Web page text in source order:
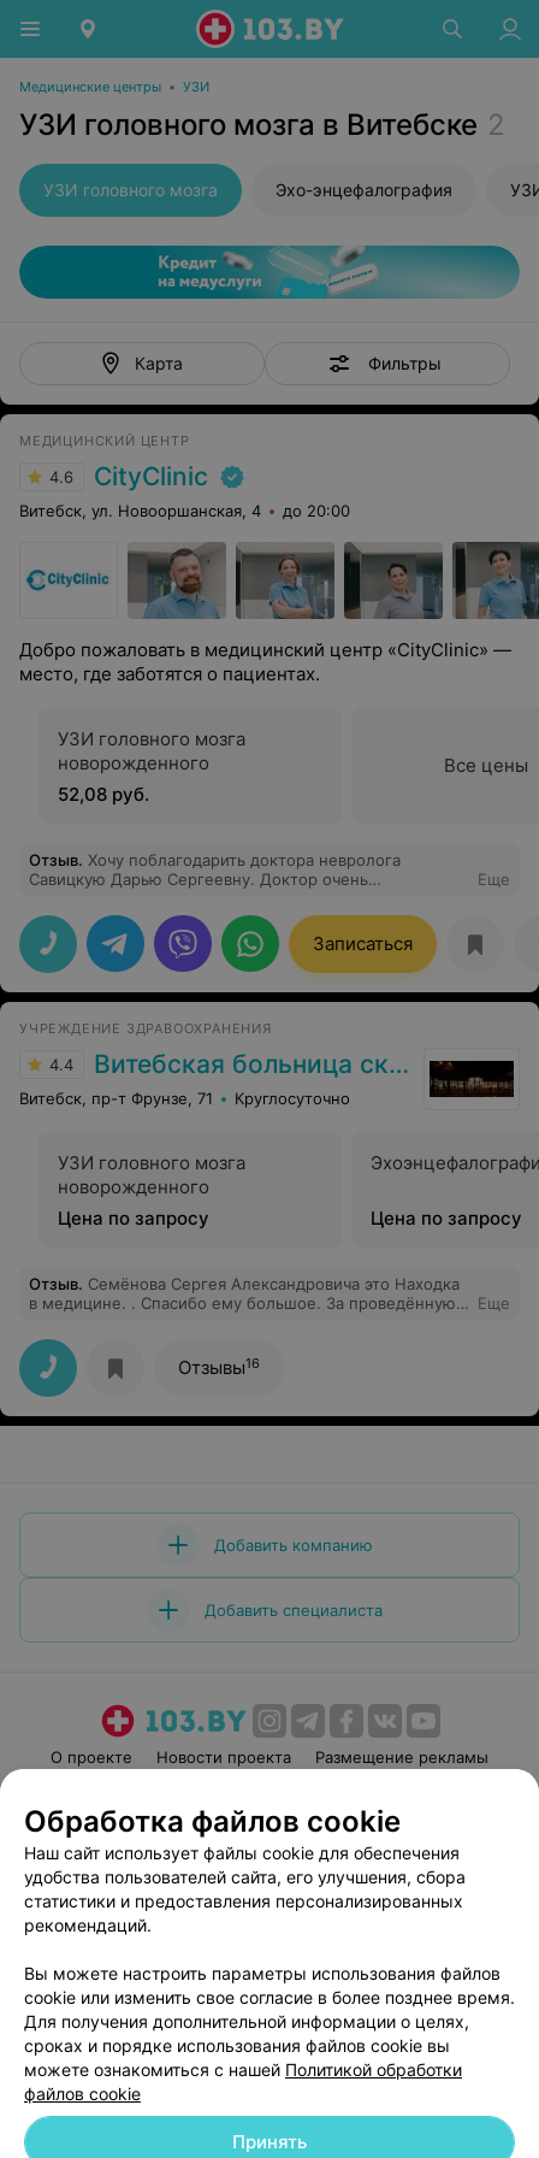
Медицинские центры • УЗИ
УЗИ головного мозга в Витебске 2
УЗИ головного мозга Эхо-энцефалография
Карта Фильтры
МЕДИЦИНСКИЙ ЦЕНТР
4.6 CityClinic
Витебск, ул. Новооршанская, 4 до 20:00
Добро пожаловать в медицинский центр «CityClinic» —
место, где заботятся о пациентах.
УЗИ головного мозга
новорожденного
52,08 руб.
Все цены
Отзыв. Хочу поблагодарить доктора невролога
Савицкую Дарью Сергеевну. Доктор очень
с моей проблемой.
Еще
Записаться
УЧРЕЖДЕНИЕ ЗДРАВООХРАНЕНИЯ
4.4 Витебская больница скорой помощи
Витебск, пр-т Фрунзе, 71 Круглосуточно
УЗИ головного мозга
новорожденного
Цена по запросу
Цена по запросу
Отзыв. Семёнова Сергея Александровича это Находка
в медицине. . Спасибо ему большое. За проведённую
ринопластики. Всё сделано аккуратно, наблюдение до
и после операции на высшем уровне, очень крутой
профессионал своего дела, помогает в рекомендациях
по восстановлению. Я безумно благодарна и довольна
что у вас работают такие профессионалы и
Спасибо огромное медицине за такую помощь.
Еще
Отзывы16
Добавить компанию
Добавить специалиста
О проекте Новости проекта
Размещение рекламы
Пользовательское соглашение
Способы оплаты
Вакансии
Партнеры
Написать руководителю 103.by
Обработка персональных данных
Обработка файлов cookie
Наш сайт использует файлы cookie для обеспечения
удобства пользователей сайта, его улучшения, сбора
статистики и предоставления персонализированных
рекомендаций.
Вы можете настроить параметры использования файлов
cookie или изменить свое согласие в более позднее время.
Для получения дополнительной информации о целях,
сроках и порядке использования файлов cookie вы
можете ознакомиться с нашей Политикой обработки
файлов cookie
Принять